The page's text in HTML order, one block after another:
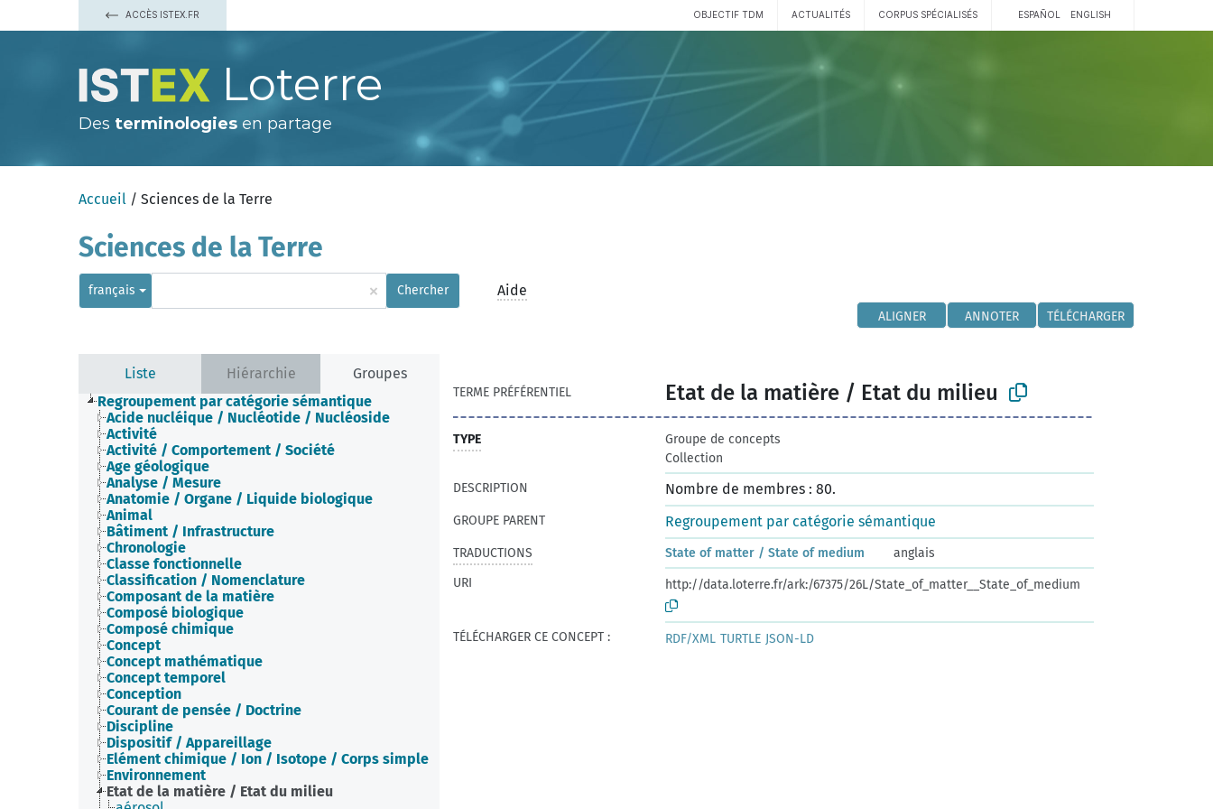
ACCÈS ISTEX.FR OBJECTIF TDM ACTUALITÉS CORPUS SPÉCIALISÉS ESPAÑOL ENGLISH
Loterre
Des terminologies en partage
Accueil / Sciences de la Terre
Sciences de la Terre
français × Chercher Aide
ALIGNER ANNOTER TÉLÉCHARGER
Liste Hiérarchie
Groupes
Regroupement par catégorie sémantique
Acide nucléique / Nucléotide / Nucléoside
Activité
Activité / Comportement / Société
Age géologique
Analyse / Mesure
Anatomie / Organe / Liquide biologique
Animal
Bâtiment / Infrastructure
Chronologie
Classe fonctionnelle
Classification / Nomenclature
Composant de la matière
Composé biologique
Composé chimique
Concept
Concept mathématique
Concept temporel
Conception
Courant de pensée / Doctrine
Discipline
Dispositif / Appareillage
Elément chimique / Ion / Isotope / Corps simple
Environnement
Etat de la matière / Etat du milieu
TERME PRÉFÉRENTIEL Etat de la matière / Etat du milieu
TYPE
Groupe de concepts
Collection
DESCRIPTION
Nombre de membres : 80.
GROUPE PARENT Regroupement par catégorie sémantique
TRADUCTIONS State of matter / State of medium
anglais
URI
http://data.loterre.fr/ark:/67375/26L/State_of_matter__State_of_medium
TÉLÉCHARGER CE CONCEPT : RDF/XML TURTLE JSON-LD